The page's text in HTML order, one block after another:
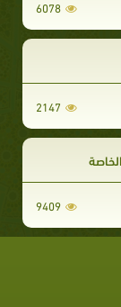
6078
2147
9409